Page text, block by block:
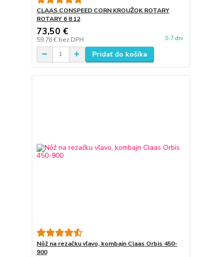
CLAAS CONSPEED CORN KROUŽOK ROTARY
ROTARY 6 8 12
73,50 €
59,76 € bez DPH 3-7 dni
Pridať do košíka
Nôž na rezačku vľavo, kombajn Claas Orbis 450-
900